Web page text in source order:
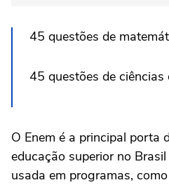
45 questões de
45 questões de ciências
O Enem é a principal porta
educação superior no
usada em programas,